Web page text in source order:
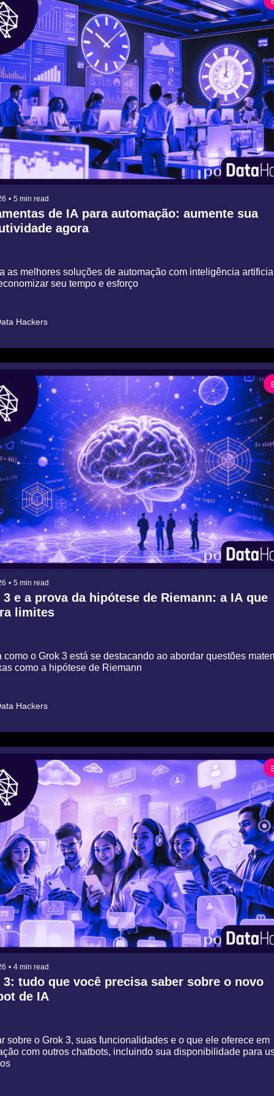
• 5 min read
de IA para automação: aumente sua
agora
as melhores soluções de automação com inteligência
seu tempo e esforço
Hackers
• 5 min read
e a prova da hipótese de Riemann: a IA que
limites
como o Grok 3 está se destacando ao abordar questões
como a hipótese de Riemann
Hackers
• 4 min read
3: tudo que você precisa saber sobre o novo
de IA
sobre o Grok 3, suas funcionalidades e o que ele oferece em
com outros chatbots, incluindo sua disponibilidade para